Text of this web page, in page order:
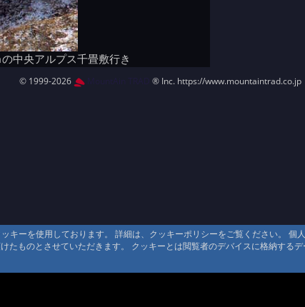
中央アルプス千畳敷行き
© 1999-2026 MountAin TRAD ® Inc. https://www.mountaintrad.co.jp
キーを使用しております。 詳細は、クッキーポリシーをご覧ください。
たものとさせていただきます。 クッキーとは閲覧者のデバイスに格納するデ